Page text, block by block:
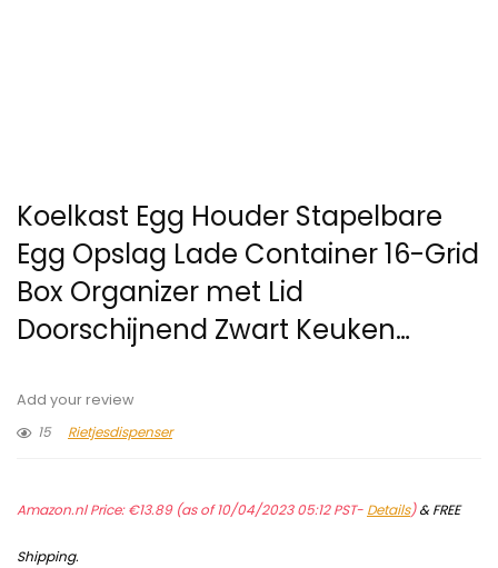
Koelkast Egg Houder Stapelbare
Egg Opslag Lade Container 16-Grid
Box Organizer met Lid
Doorschijnend Zwart Keuken…
Add your review
15
Rietjesdispenser
Amazon.nl Price:€13.89(as of 10/04/2023 05:12 PST- Details)&FREE
Shipping.